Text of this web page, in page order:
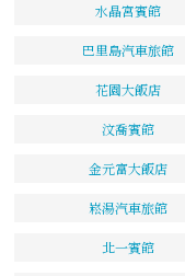
水晶宮賓館
巴里島汽車旅館
花園大飯店
汶喬賓館
金元富大飯店
崧湯汽車旅館
北一賓館